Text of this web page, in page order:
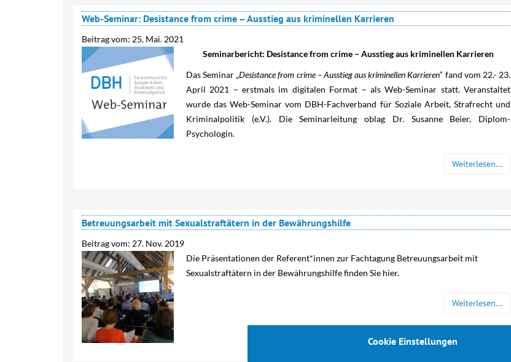
Cookie Einstellungen
Web-Seminar: Desistance from crime – Ausstieg aus kriminellen Karrieren
Beitrag vom: 25. Mai. 2021
Seminarbericht: Desistance from crime – Ausstieg aus kriminellen Karrieren
Das Seminar „Desistance from crime – Ausstieg aus kriminellen Karrieren“ fand vom 22.- 23.
April 2021 – erstmals im digitalen Format – als Web-Seminar statt. Veranstaltet
wurde das Web-Seminar vom DBH-Fachverband für Soziale Arbeit, Strafrecht und
Kriminalpolitik (e.V.). Die Seminarleitung oblag Dr. Susanne Beier, Diplom-
Psychologin.
Weiterlesen...
Betreuungsarbeit mit Sexualstraftätern in der Bewährungshilfe
Beitrag vom: 27. Nov. 2019
Die Präsentationen der Referent*innen zur Fachtagung Betreuungsarbeit mit
Sexualstraftätern in der Bewährungshilfe finden Sie hier.
Weiterlesen...